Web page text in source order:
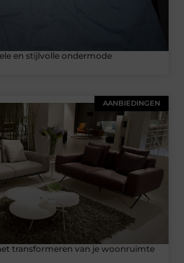
en stijlvolle ondermode
AANBIEDINGEN
transformeren van je woonruimte